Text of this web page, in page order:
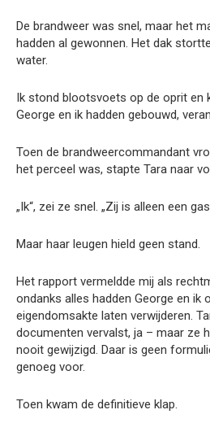
De brandweer was snel, maar het
hadden al gewonnen. Het dak
water.
Ik stond blootsvoets op de oprit en
George en ik hadden gebouwd,
Toen de brandweercommandant
het perceel was, stapte Tara naar
„Ik“, zei ze snel. „Zij is alleen een
Maar haar leugen hield geen stand.
Het rapport vermeldde mij als
ondanks alles hadden George en ik
eigendomsakte laten verwijderen.
documenten vervalst, ja – maar ze
nooit gewijzigd. Daar is geen
genoeg voor.
Toen kwam de definitieve klap.